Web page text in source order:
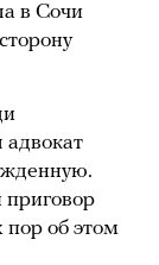
в Сочи
адвокат
приговор
пор об этом